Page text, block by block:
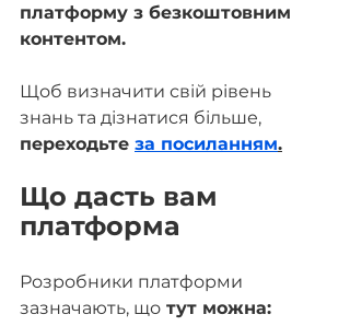
платформу з безкоштовним
контентом.
Щоб визначити свій рівень
знань та дізнатися більше,
переходьте за посиланням.
Що дасть вам
платформа
Розробники платформи
зазначають, що тут можна: